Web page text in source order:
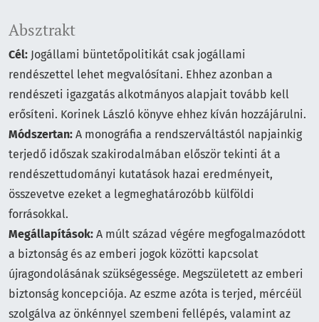
Absztrakt
Cél: Jogállami büntetőpolitikát csak jogállami
rendészettel lehet megvalósítani. Ehhez azonban a
rendészeti igazgatás alkotmányos alapjait tovább kell
erősíteni. Korinek László könyve ehhez kíván hozzájárulni.
Módszertan: A monográfia a rendszerváltástól napjainkig
terjedő időszak szakirodalmában először tekinti át a
rendészettudományi kutatások hazai eredményeit,
összevetve ezeket a legmeghatározóbb külföldi
forrásokkal.
Megállapítások: A múlt század végére megfogalmazódott
a biztonság és az emberi jogok közötti kapcsolat
újragondolásának szükségessége. Megszületett az emberi
biztonság koncepciója. Az eszme azóta is terjed, mércéül
szolgálva az önkénnyel szembeni fellépés, valamint az